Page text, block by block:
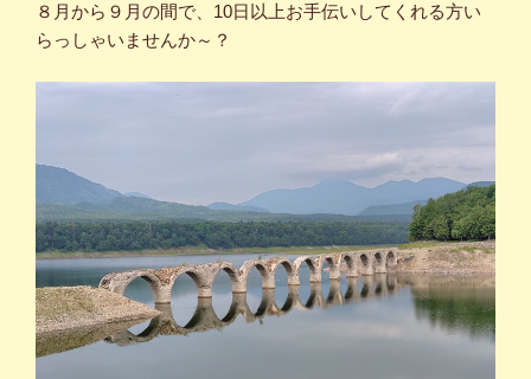
８月から９月の間で、10日以上お手伝いしてくれる方い
らっしゃいませんか～？